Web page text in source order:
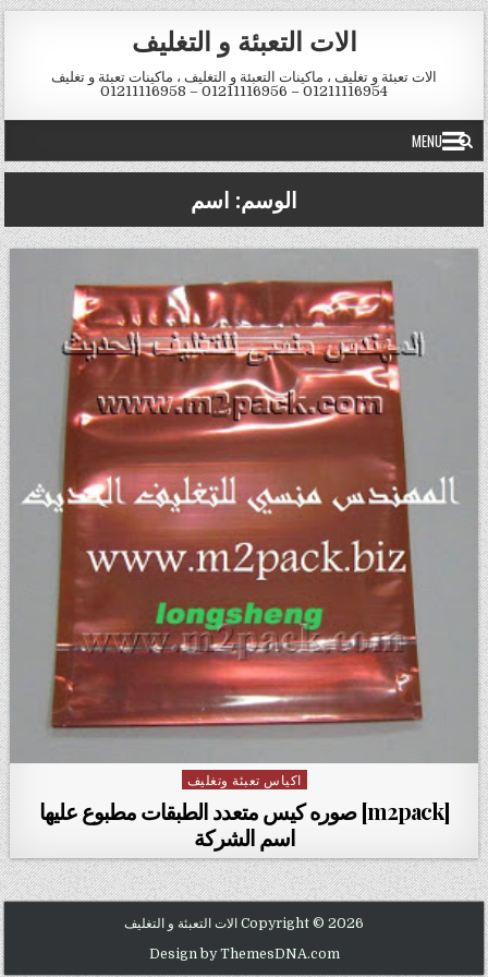
Skip to content
الات التعبئة و التغليف
الات تعبئة و تغليف ، ماكينات التعبئة و التغليف ، ماكينات تعبئة و تغليف
01211116954 – 01211116956 – 01211116958
MENU
الوسم: اسم
Posted in
اكياس تعبئة وتغليف
[m2pack] صوره كيس متعدد الطبقات مطبوع عليها
اسم الشركة
Copyright © 2026 الات التعبئة و التغليف
Design by ThemesDNA.com